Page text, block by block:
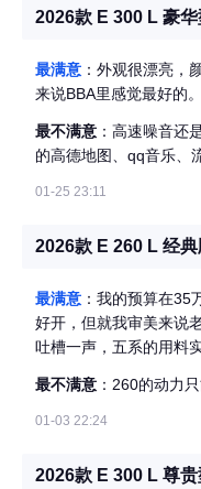
安排得妥妥当当。 捧着
会陪我穿梭在城市的早
愿前路漫漫，皆有星光；愿我们都能靠
人生第一台车 #仪式感
2026款 E 300 L 豪华
最满意 ：外观很漂亮，
来说BBA里感觉最好的。
最不满意 ：高速噪音还
的高德地图、qq音乐、
01-25 23:11
2026款 E 260 L 经典
最满意 ：我的预算在
好开，但就我审美来说
吐槽一声，五系的用料
板，我就已经计划在预
我已经研究很久车价了
贴车膜也需要贴，但是
最不满意 ：260的动力
01-03 22:24
2026款 E 300 L 尊贵